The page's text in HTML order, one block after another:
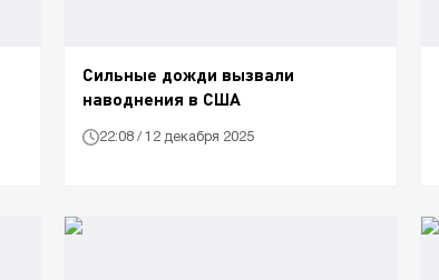
Сильные дожди вызвали
наводнения в США
22:08 / 12 декабря 2025